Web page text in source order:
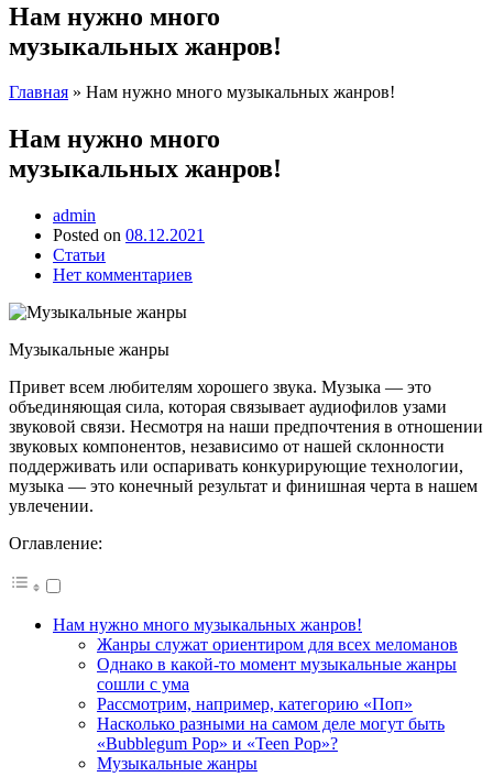
Нам нужно много
музыкальных жанров!
Главная » Нам нужно много музыкальных жанров!
Нам нужно много
музыкальных жанров!
admin
Posted on 08.12.2021
Статьи
Нет комментариев
Музыкальные жанры
Привет всем любителям хорошего звука. Музыка — это
объединяющая сила, которая связывает аудиофилов узами
звуковой связи. Несмотря на наши предпочтения в отношении
звуковых компонентов, независимо от нашей склонности
поддерживать или оспаривать конкурирующие технологии,
музыка — это конечный результат и финишная черта в нашем
увлечении.
Оглавление:
Нам нужно много музыкальных жанров!
Жанры служат ориентиром для всех меломанов
Однако в какой-то момент музыкальные жанры
сошли с ума
Рассмотрим, например, категорию «Поп»
Насколько разными на самом деле могут быть
«Bubblegum Pop» и «Teen Pop»?
Музыкальные жанры